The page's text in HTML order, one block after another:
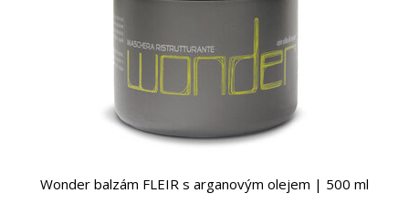
Wonder balzám FLEIR s arganovým olejem | 500 ml